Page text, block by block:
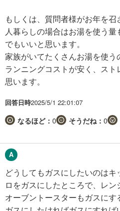
もしくは、質問者様がお年を
人暮らしの場合はお湯を使う
でもいいと思います。
家族がいてたくさんお湯を使
ランニングコストが安く、ス
思います。
回答日時2025/5/1 22:01:07
なるほど： 0 そうだね： 0
どうしてもガスにしたいのは
ロをガスにしたところで、レ
オーブントースターもガスにす